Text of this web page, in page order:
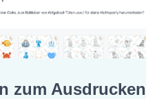
zum Ausdrucken